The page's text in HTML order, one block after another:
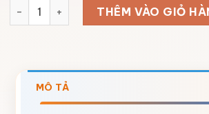
Lu uống trà sữa bằng sứ Bát Tràng số
THÊM VÀO GIỎ
MÔ TẢ